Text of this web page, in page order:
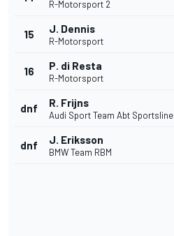
R-Motorsport 2
15 J. Dennis
R-Motorsport
16 P. di Resta
R-Motorsport
dnf R. Frijns
Audi Sport Team Abt Sportsline
dnf J. Eriksson
BMW Team RBM